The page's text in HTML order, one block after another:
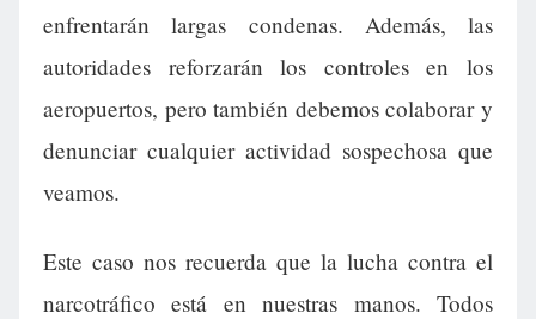
enfrentarán largas condenas. Además, las
autoridades reforzarán los controles en los
aeropuertos, pero también debemos colaborar y
denunciar cualquier actividad sospechosa que
veamos.
Este caso nos recuerda que la lucha contra el
narcotráfico está en nuestras manos. Todos